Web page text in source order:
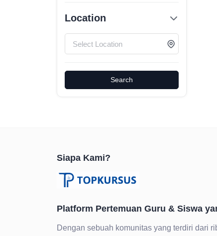
Location
Search
Siapa Kami?
Platform Pertemuan Guru & Siswa
Dengan sebuah komunitas yang terdiri dari